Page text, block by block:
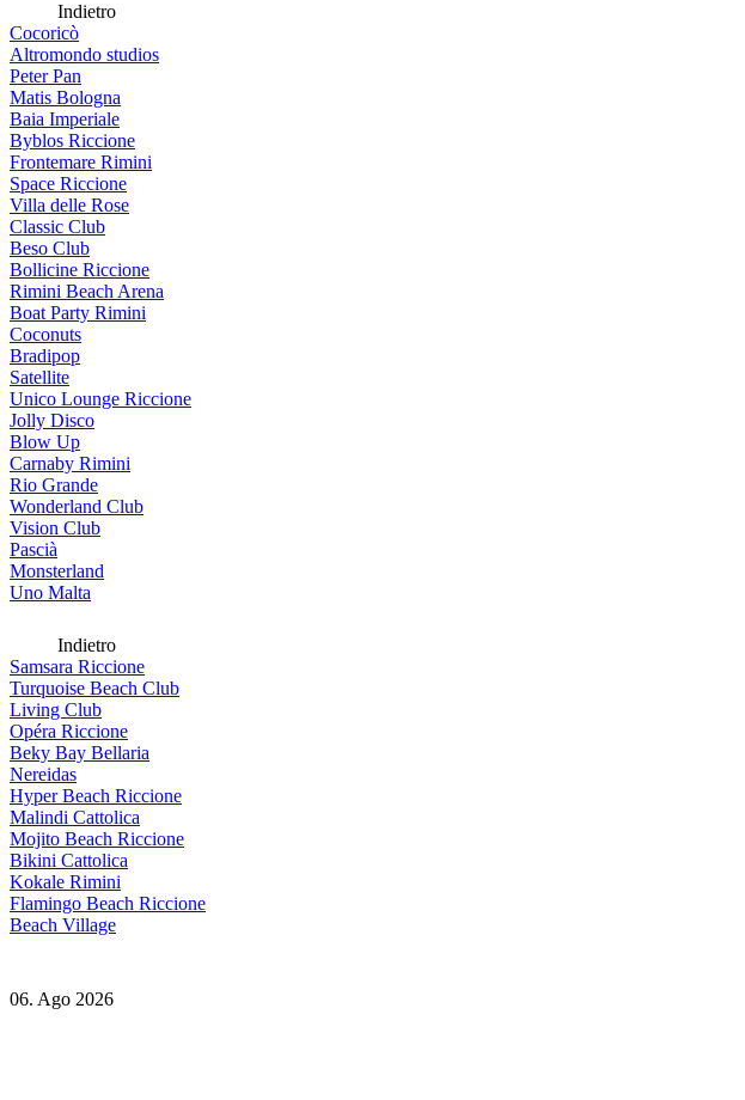
Indietro
Cocoricò
Altromondo studios
Peter Pan
Matis Bologna
Baia Imperiale
Byblos Riccione
Frontemare Rimini
Space Riccione
Villa delle Rose
Classic Club
Beso Club
Bollicine Riccione
Rimini Beach Arena
Boat Party Rimini
Coconuts
Bradipop
Satellite
Unico Lounge Riccione
Jolly Disco
Blow Up
Carnaby Rimini
Rio Grande
Wonderland Club
Vision Club
Pascià
Monsterland
Uno Malta
Indietro
Samsara Riccione
Turquoise Beach Club
Living Club
Opéra Riccione
Beky Bay Bellaria
Nereidas
Hyper Beach Riccione
Malindi Cattolica
Mojito Beach Riccione
Bikini Cattolica
Kokale Rimini
Flamingo Beach Riccione
Beach Village
06. Ago 2026